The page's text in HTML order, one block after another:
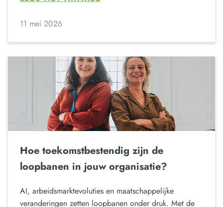
11 mei 2026
Hoe toekomstbestendig zijn de
loopbanen in jouw organisatie?
AI, arbeidsmarktevoluties en maatschappelijke
veranderingen zetten loopbanen onder druk. Met de